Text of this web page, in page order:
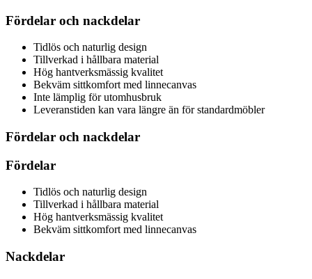
Fördelar och nackdelar
Tidlös och naturlig design
Tillverkad i hållbara material
Hög hantverksmässig kvalitet
Bekväm sittkomfort med linnecanvas
Inte lämplig för utomhusbruk
Leveranstiden kan vara längre än för standardmöbler
Fördelar och nackdelar
Fördelar
Tidlös och naturlig design
Tillverkad i hållbara material
Hög hantverksmässig kvalitet
Bekväm sittkomfort med linnecanvas
Nackdelar